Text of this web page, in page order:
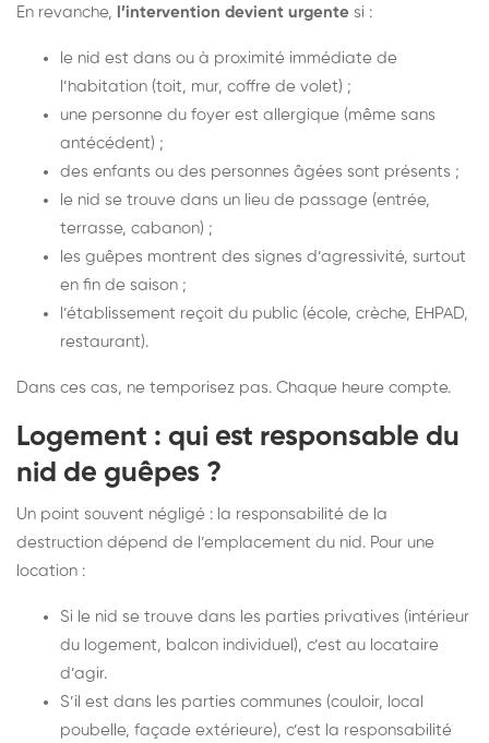
En revanche, l’intervention devient urgente si :
le nid est dans ou à proximité immédiate de
l’habitation (toit, mur, coffre de volet) ;
une personne du foyer est allergique (même sans
antécédent) ;
des enfants ou des personnes âgées sont présents ;
le nid se trouve dans un lieu de passage (entrée,
terrasse, cabanon) ;
les guêpes montrent des signes d’agressivité, surtout
en fin de saison ;
l’établissement reçoit du public (école, crèche, EHPAD,
restaurant).
Dans ces cas, ne temporisez pas. Chaque heure compte.
Logement : qui est responsable du
nid de guêpes ?
Un point souvent négligé : la responsabilité de la
destruction dépend de l’emplacement du nid. Pour une
location :
Si le nid se trouve dans les parties privatives (intérieur
du logement, balcon individuel), c’est au locataire
d’agir.
S’il est dans les parties communes (couloir, local
poubelle, façade extérieure), c’est la responsabilité